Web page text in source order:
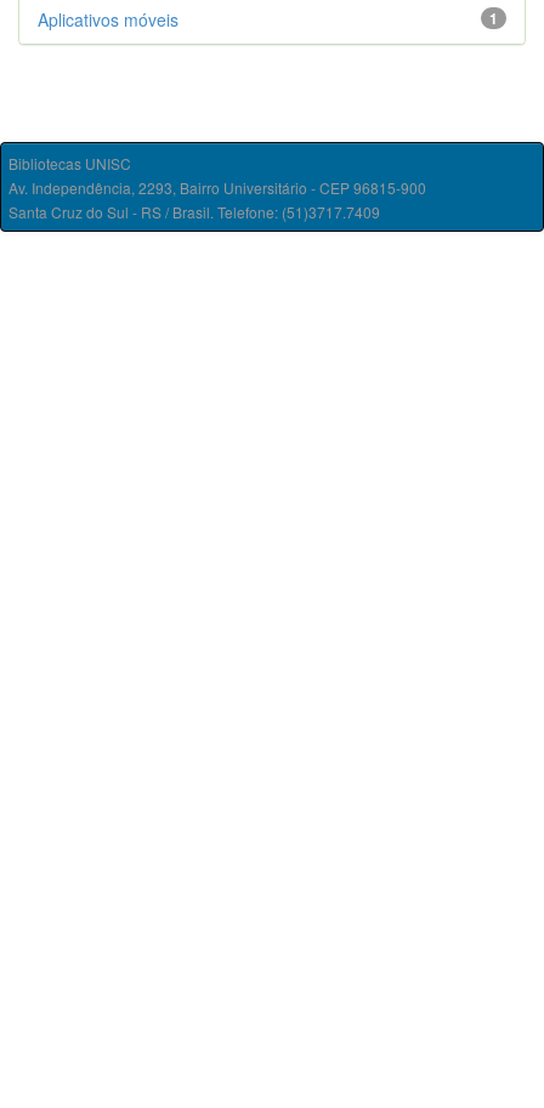
1
Aplicativos móveis
Bibliotecas UNISC
Av. Independência, 2293, Bairro Universitário - CEP 96815-900
Santa Cruz do Sul - RS / Brasil. Telefone: (51)3717.7409